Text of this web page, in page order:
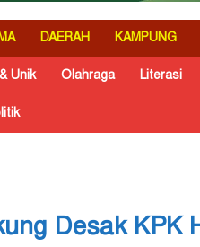
DAERAH KAMPUNG
Unik Olahraga Literasi
Desak KPK